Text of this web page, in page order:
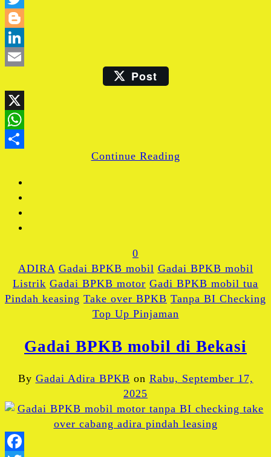
Email Post
Share
Continue Reading
0
ADIRA Gadai BPKB mobil Gadai BPKB mobil
Listrik Gadai BPKB motor Gadi BPKB mobil tua
Pindah keasing Take over BPKB Tanpa BI Checking
Top Up Pinjaman
Gadai BPKB mobil di Bekasi
By Gadai Adira BPKB on Rabu, September 17,
2025